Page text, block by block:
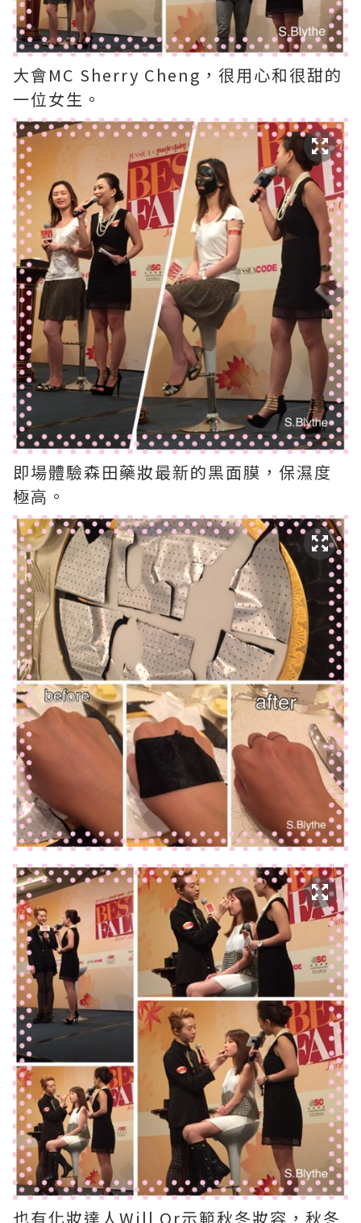
大會MC Sherry Cheng，很用心和很甜的
一位女生。
即場體驗森田藥妝最新的黑面膜，保濕度
極高。
也有化妝達人Will Or示範秋冬妝容，秋冬